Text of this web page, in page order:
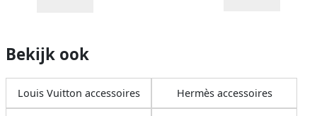
Bekijk ook
Louis Vuitton accessoires Hermès accessoires